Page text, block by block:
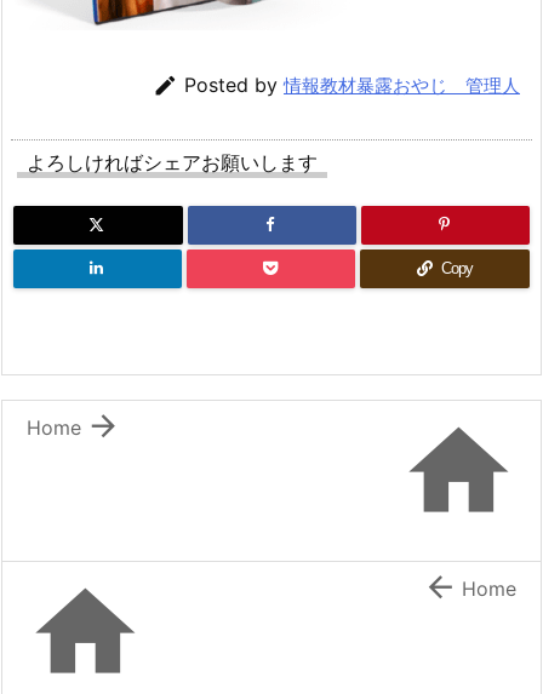
 Posted by情報教材暴露おやじ 管理人
よろしければシェアお願いします
Copy


Home
  Home